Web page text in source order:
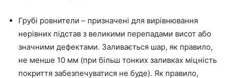
Грубі ровнители – призначені для вирівнювання
нерівних підстав з великими перепадами висот або
значними дефектами. Заливається шар, як правило,
не менше 10 мм (при більш тонких заливках міцність
покриття забезпечуватися не буде). Як правило,